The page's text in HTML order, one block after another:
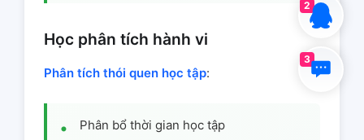
Học phân tích hành vi
Phân tích thói quen học tập:
Phân bổ thời gian học tập
2
3